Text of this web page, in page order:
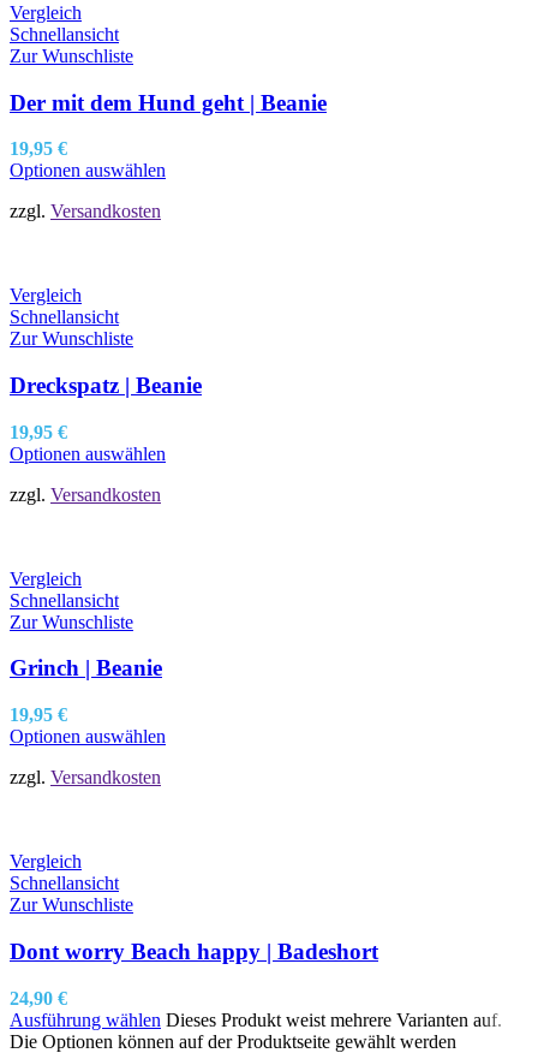
Vergleich
Schnellansicht
Zur Wunschliste
Der mit dem Hund geht | Beanie
19,95 €
Optionen auswählen
zzgl. Versandkosten
Vergleich
Schnellansicht
Zur Wunschliste
Dreckspatz | Beanie
19,95 €
Optionen auswählen
zzgl. Versandkosten
Vergleich
Schnellansicht
Zur Wunschliste
Grinch | Beanie
19,95 €
Optionen auswählen
zzgl. Versandkosten
Vergleich
Schnellansicht
Zur Wunschliste
Dont worry Beach happy | Badeshort
24,90 €
Ausführung wählen Dieses Produkt weist mehrere Varianten auf.
Die Optionen können auf der Produktseite gewählt werden